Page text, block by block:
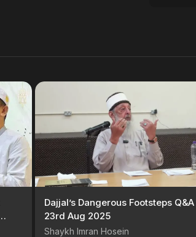
Dajjal’s Dangerous Footsteps Q&A
23rd Aug 2025
Shaykh Imran Hosein